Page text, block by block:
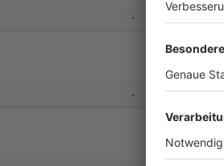
-
- -